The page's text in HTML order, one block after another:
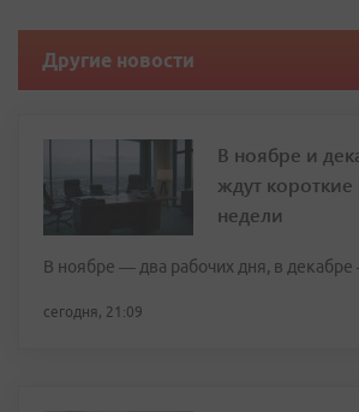
Другие новости
В ноябре и
ждут
недели
В ноябре — два рабочих дня, в декабре
сегодня, 21:09